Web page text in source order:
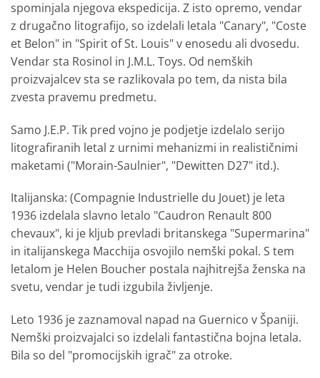
spominjala njegova ekspedicija. Z isto opremo, vendar
z drugačno litografijo, so izdelali letala "Canary", "Coste
et Belon" in "Spirit of St. Louis" v enosedu ali dvosedu.
Vendar sta Rosinol in J.M.L. Toys. Od nemških
proizvajalcev sta se razlikovala po tem, da nista bila
zvesta pravemu predmetu.
Samo J.E.P. Tik pred vojno je podjetje izdelalo serijo
litografiranih letal z urnimi mehanizmi in realističnimi
maketami ("Morain-Saulnier", "Dewitten D27" itd.).
Italijanska: (Compagnie Industrielle du Jouet) je leta
1936 izdelala slavno letalo "Caudron Renault 800
chevaux", ki je kljub prevladi britanskega "Supermarina"
in italijanskega Macchija osvojilo nemški pokal. S tem
letalom je Helen Boucher postala najhitrejša ženska na
svetu, vendar je tudi izgubila življenje.
Leto 1936 je zaznamoval napad na Guernico v Španiji.
Nemški proizvajalci so izdelali fantastična bojna letala.
Bila so del "promocijskih igrač" za otroke.